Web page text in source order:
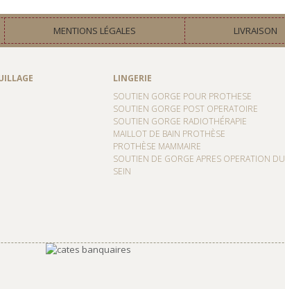
MENTIONS LÉGALES LIVRAISON
LINGERIE
SOUTIEN GORGE POUR PROTHESE
SOUTIEN GORGE POST OPERATOIRE
SOUTIEN GORGE RADIOTHÉRAPIE
MAILLOT DE BAIN PROTHÈSE
PROTHÈSE MAMMAIRE
SOUTIEN DE GORGE APRES OPERATION DU
SEIN